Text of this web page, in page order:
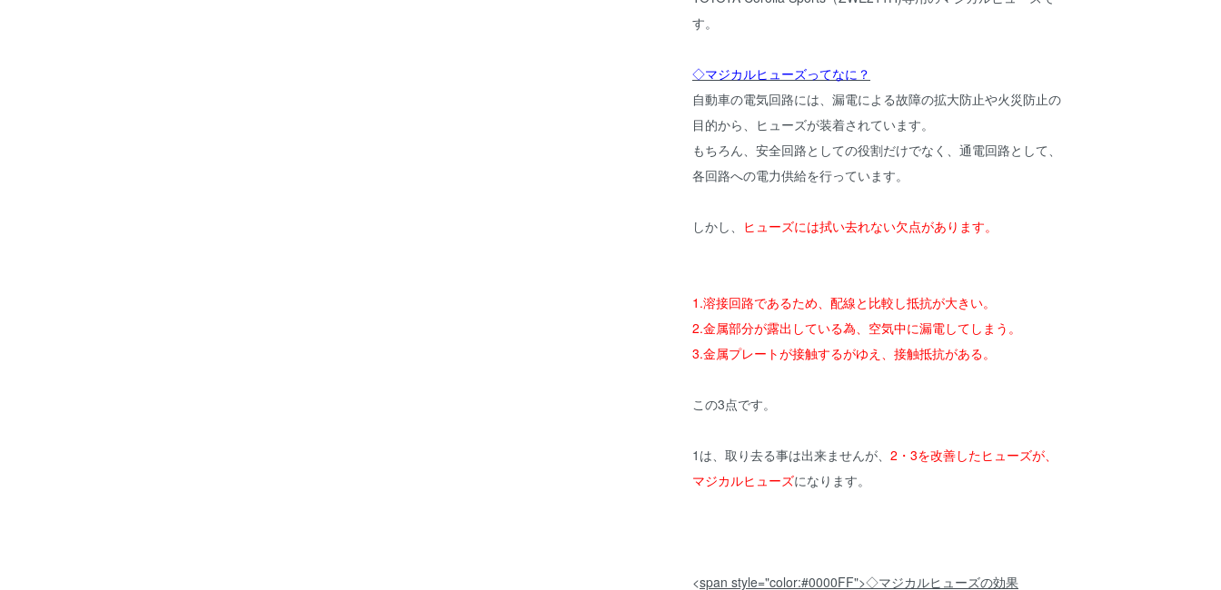
す。
◇マジカルヒューズってなに？
自動車の電気回路には、漏電による故障の拡大防止や火災防止の
目的から、ヒューズが装着されています。
もちろん、安全回路としての役割だけでなく、通電回路として、
各回路への電力供給を行っています。
しかし、 ヒューズには拭い去れない欠点があります。
1.溶接回路であるため、配線と比較し抵抗が大きい。
2.金属部分が露出している為、空気中に漏電してしまう。
3.金属プレートが接触するがゆえ、接触抵抗がある。
この3点です。
1は、取り去る事は出来ませんが、 2・3を改善したヒューズが、
マジカルヒューズになります。
<span style="color:#0000FF">◇マジカルヒューズの効果